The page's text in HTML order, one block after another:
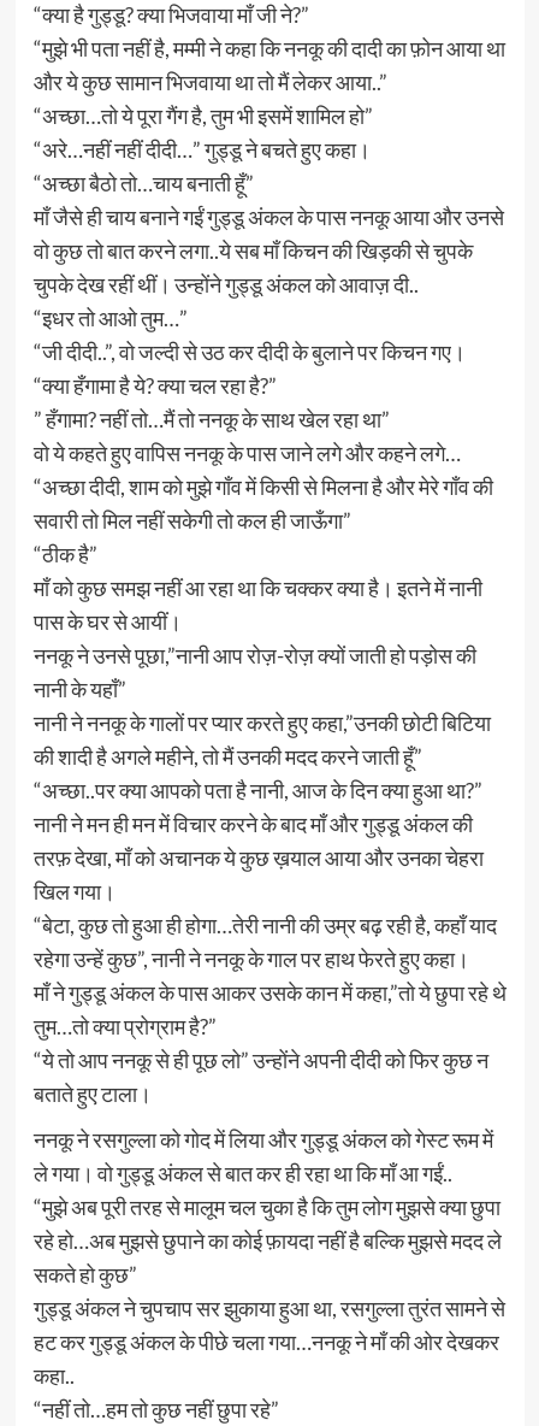
“क्या है गुड्डू? क्या भिजवाया माँ जी ने?”
“मुझे भी पता नहीं है, मम्मी ने कहा कि ननकू की दादी का फ़ोन आया था
और ये कुछ सामान भिजवाया था तो मैं लेकर आया..”
“अच्छा…तो ये पूरा गैंग है, तुम भी इसमें शामिल हो”
“अरे…नहीं नहीं दीदी…” गुड्डू ने बचते हुए कहा।
“अच्छा बैठो तो…चाय बनाती हूँ”
माँ जैसे ही चाय बनाने गईं गुड्डू अंकल के पास ननकू आया और उनसे
वो कुछ तो बात करने लगा..ये सब माँ किचन की खिड़की से चुपके
चुपके देख रहीं थीं। उन्होंने गुड्डू अंकल को आवाज़ दी..
“इधर तो आओ तुम…”
“जी दीदी..”, वो जल्दी से उठ कर दीदी के बुलाने पर किचन गए।
“क्या हँगामा है ये? क्या चल रहा है?”
” हँगामा? नहीं तो…मैं तो ननकू के साथ खेल रहा था”
वो ये कहते हुए वापिस ननकू के पास जाने लगे और कहने लगे…
“अच्छा दीदी, शाम को मुझे गाँव में किसी से मिलना है और मेरे गाँव की
सवारी तो मिल नहीं सकेगी तो कल ही जाऊँगा”
“ठीक है”
माँ को कुछ समझ नहीं आ रहा था कि चक्कर क्या है। इतने में नानी
पास के घर से आयीं।
ननकू ने उनसे पूछा,”नानी आप रोज़-रोज़ क्यों जाती हो पड़ोस की
नानी के यहाँ”
नानी ने ननकू के गालों पर प्यार करते हुए कहा,”उनकी छोटी बिटिया
की शादी है अगले महीने, तो मैं उनकी मदद करने जाती हूँ”
“अच्छा..पर क्या आपको पता है नानी, आज के दिन क्या हुआ था?”
नानी ने मन ही मन में विचार करने के बाद माँ और गुड्डू अंकल की
तरफ़ देखा, माँ को अचानक ये कुछ ख़याल आया और उनका चेहरा
खिल गया।
“बेटा, कुछ तो हुआ ही होगा…तेरी नानी की उम्र बढ़ रही है, कहाँ याद
रहेगा उन्हें कुछ”, नानी ने ननकू के गाल पर हाथ फेरते हुए कहा।
माँ ने गुड्डू अंकल के पास आकर उसके कान में कहा,”तो ये छुपा रहे थे
तुम…तो क्या प्रोग्राम है?”
“ये तो आप ननकू से ही पूछ लो” उन्होंने अपनी दीदी को फिर कुछ न
बताते हुए टाला।
ननकू ने रसगुल्ला को गोद में लिया और गुड्डू अंकल को गेस्ट रूम में
ले गया। वो गुड्डू अंकल से बात कर ही रहा था कि माँ आ गईं..
“मुझे अब पूरी तरह से मालूम चल चुका है कि तुम लोग मुझसे क्या छुपा
रहे हो…अब मुझसे छुपाने का कोई फ़ायदा नहीं है बल्कि मुझसे मदद ले
सकते हो कुछ”
गुड्डू अंकल ने चुपचाप सर झुकाया हुआ था, रसगुल्ला तुरंत सामने से
हट कर गुड्डू अंकल के पीछे चला गया…ननकू ने माँ की ओर देखकर
कहा..
“नहीं तो…हम तो कुछ नहीं छुपा रहे”